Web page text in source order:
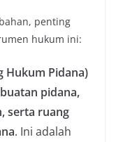
penting
hukum ini:
Hukum Pidana)
pidana,
serta ruang
. Ini adalah